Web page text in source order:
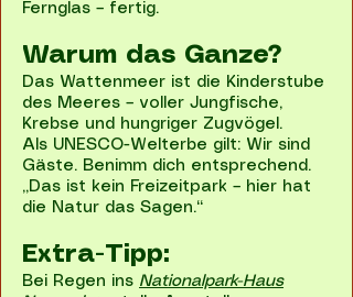
Fernglas – fertig.
Warum das Ganze?
Das Wattenmeer ist die Kinderstube
des Meeres – voller Jungfische,
Krebse und hungriger Zugvögel.
Als UNESCO-Welterbe gilt: Wir sind
Gäste. Benimm dich entsprechend.
„Das ist kein Freizeitpark – hier hat
die Natur das Sagen.“
Extra-Tipp:
Bei Regen ins Nationalpark-Haus